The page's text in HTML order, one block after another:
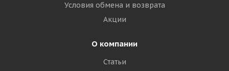
Условия обмена и возврата
Акции
О компании
Статьи